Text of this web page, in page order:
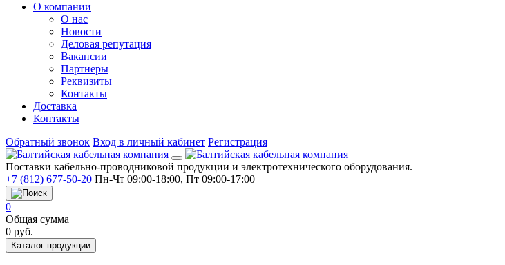
О компании
О нас
Новости
Деловая репутация
Вакансии
Партнеры
Реквизиты
Контакты
Доставка
Контакты
Обратный звонок Вход в личный кабинет Регистрация
Поставки кабельно-проводниковой продукции и электротехнического оборудования.
+7 (812) 677-50-20 Пн-Чт 09:00-18:00, Пт 09:00-17:00
0
Общая сумма
0 руб.
Каталог продукции